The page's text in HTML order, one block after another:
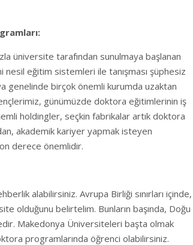
üniversite tarafından sunulmaya başlanan
eğitim sistemleri ile tanışması şüphesiz
genelinde birçok önemli kurumda uzaktan
günümüzde doktora eğitimlerinin iş
holdingler, seçkin fabrikalar artık doktora
akademik kariyer yapmak isteyen
derece önemlidir.
alabilirsiniz. Avrupa Birliği sınırları içinde,
olduğunu belirtelim. Bunların başında, Doğu
Makedonya Üniversiteleri başta olmak
programlarında öğrenci olabilirsiniz.